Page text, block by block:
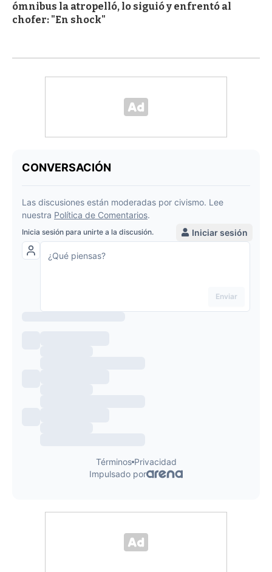
ómnibus la atropelló, lo siguió y enfrentó al
chofer: "En shock"